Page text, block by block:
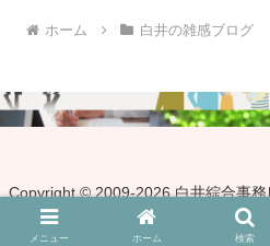
ホーム 白井の雑感ブログ
Copyright © 2009-2026 白井綜合事
屋調査士・行政書士事務所
メニュー ホーム 検索